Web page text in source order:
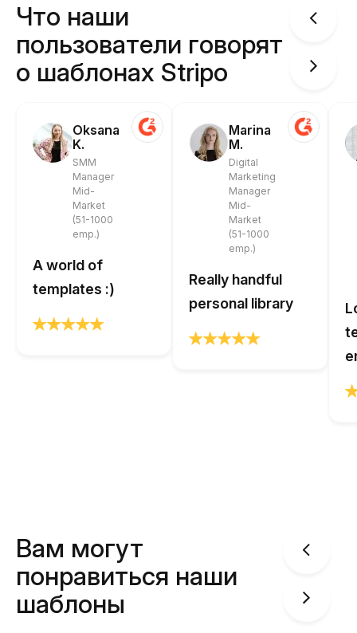
Что наши
пользователи говорят
о шаблонах Stripo
Oksana
K.
SMM
Manager
Mid-
Market
(51-1000
emp.)
A world of
templates :)
Marina
M.
Digital
Marketing
Manager
Mid-
Market
(51-1000
emp.)
Really handful
personal library
Вам могут
понравиться наши
шаблоны